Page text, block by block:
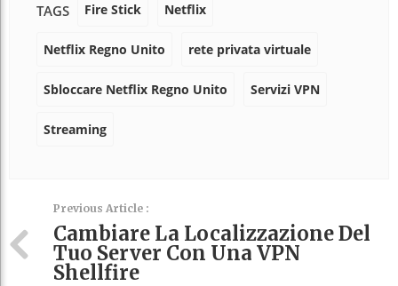
TAGS Fire Stick Netflix
Netflix Regno Unito rete privata virtuale
Sbloccare Netflix Regno Unito Servizi VPN
Streaming
Previous Article :
Cambiare La Localizzazione Del
Tuo Server Con Una VPN
Shellfire